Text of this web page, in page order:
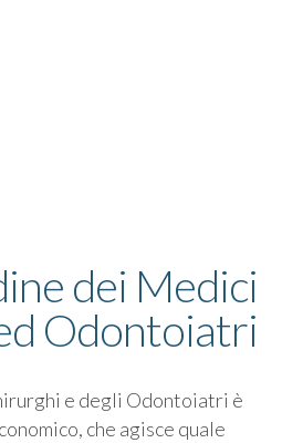
dei Medici
Odontoiatri
e degli Odontoiatri è
che agisce quale